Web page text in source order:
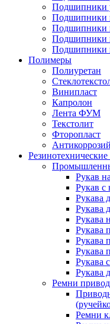
Подшипники
Подшипники
Подшипники
Подшипники
Подшипники
Полимеры
Полиуретан
Винипласт
Капролон
Лента ФУМ
Текстолит
Фторопласт
Резинотехнические
Рукав
Рукав
Рукава
Рукава
Рукава
Рукава
Рукава
Рукава
Рукава
Рукава
Ремни
Ремни